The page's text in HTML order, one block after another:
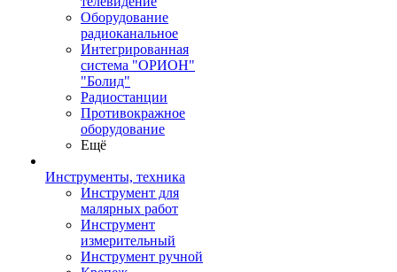
Оборудование
радиоканальное
Интегрированная
система "ОРИОН"
"Болид"
Радиостанции
Противокражное
оборудование
Ещё
Инструменты, техника
Инструмент для
малярных работ
Инструмент
измерительный
Инструмент ручной